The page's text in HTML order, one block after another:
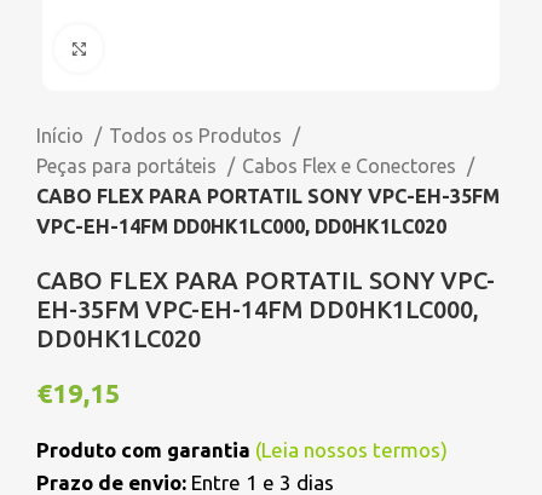
Início
Todos os Produtos
Peças para portáteis
Cabos Flex e Conectores
CABO FLEX PARA PORTATIL SONY VPC-EH-35FM
VPC-EH-14FM DD0HK1LC000, DD0HK1LC020
CABO FLEX PARA PORTATIL SONY VPC-
EH-35FM VPC-EH-14FM DD0HK1LC000,
DD0HK1LC020
€19,15
Produto com garantia (Leia nossos termos)
Prazo de envio: Entre 1 e 3 dias